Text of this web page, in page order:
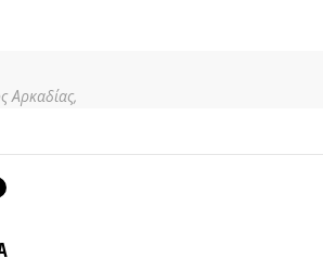
Αρκαδίας,